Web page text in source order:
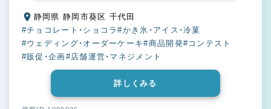
静岡県 静岡市葵区 千代田
#チョコレート・ショコラ#かき氷・アイス・冷菓
#ウェディング・オーダーケーキ#商品開発#コンテスト
#販促・企画#店舗運営・マネジメント
詳しくみる